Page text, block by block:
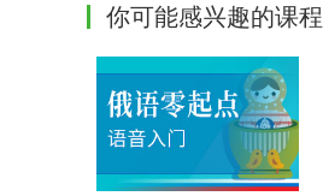
你可能感兴趣的课程